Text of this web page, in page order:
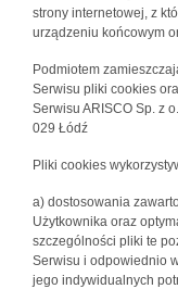
strony internetowej, z
urządzeniu końcowym
Podmiotem
Serwisu pliki cookies
Serwisu ARISCO Sp. z
029 Łódź
Pliki cookies
a) dostosowania
Użytkownika oraz
szczególności pliki te
Serwisu i odpowiednio
jego indywidualnych